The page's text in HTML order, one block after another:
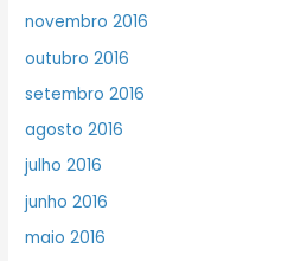
novembro 2016
outubro 2016
setembro 2016
agosto 2016
julho 2016
junho 2016
maio 2016